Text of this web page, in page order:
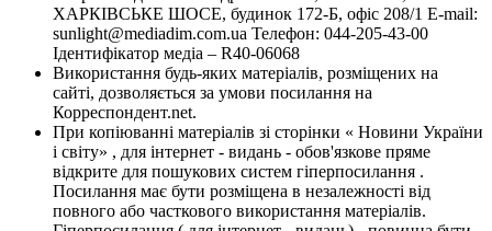
ХАРКІВСЬКЕ ШОСЕ, будинок 172-Б, офіс 208/1 E-mail:
sunlight@mediadim.com.ua Телефон: 044-205-43-00
Ідентифікатор медіа – R40-06068
Використання будь-яких матеріалів, розміщених на
сайті, дозволяється за умови посилання на
Корреспондент.net.
При копіюванні матеріалів зі сторінки « Новини України
і світу» , для інтернет - видань - обов'язкове пряме
відкрите для пошукових систем гіперпосилання .
Посилання має бути розміщена в незалежності від
повного або часткового використання матеріалів.